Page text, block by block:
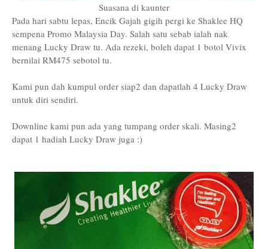
Suasana di kaunter
Pada hari sabtu lepas, Encik Gajah gigih pergi ke Shaklee HQ
sempena Promo Malaysia Day. Salah satu sebab ialah nak
menang Lucky Draw tu. Ada rezeki, boleh dapat 1 botol Vivix
bernilai RM475 sebotol tu.
Kami pun dah kumpul order siap2 dan dapatlah 4 Lucky Draw
untuk diri sendiri.
Downline kami pun ada yang tumpang order skali. Masing2
dapat 1 hadiah Lucky Draw juga :)